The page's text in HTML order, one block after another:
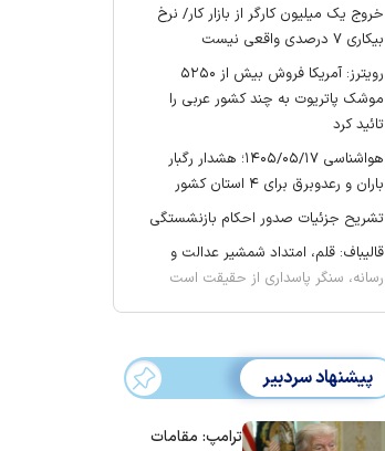
خروج یک میلیون کارگر از بازار کار/ نرخ
بیکاری ۷ درصدی واقعی نیست
رویترز: آمریکا فروش بیش از ۵۲۵۰
موشک پاتریوت به چند کشور عربی را
تائید کرد
هواشناسی ۱۴۰۵/۰۵/۱۷؛ هشدار رگبار
باران و رعدوبرق برای ۴ استان کشور
تشریح جزئیات صدور احکام بازنشستگی
قالیباف: قلم، امتداد شمشیر عدالت و
رسانه، سنگر پاسداری از حقیقت است
پیشنهاد سردبیر
ترامپ: مقامات